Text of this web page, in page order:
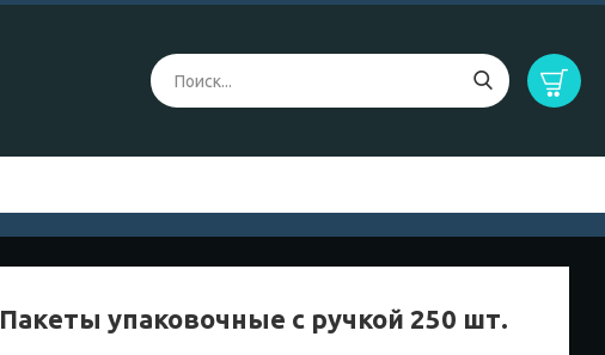
Пакеты упаковочные с ручкой 250 шт.